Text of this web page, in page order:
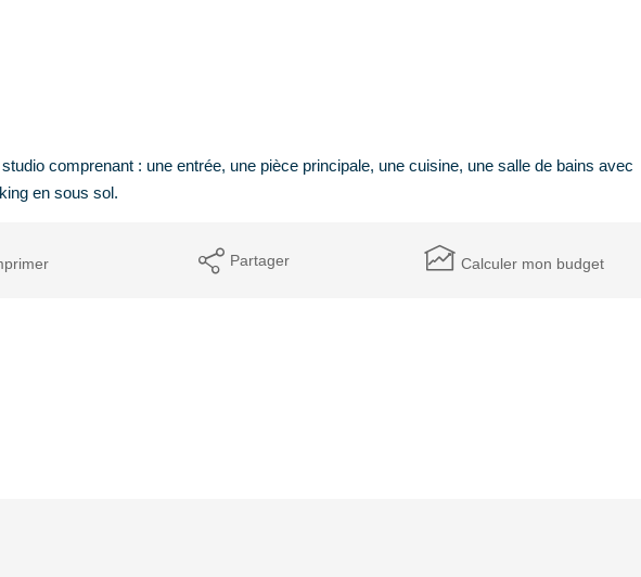
comprenant : une entrée, une pièce principale, une cuisine, une salle de bains avec
en sous sol.
Partager Calculer mon budget